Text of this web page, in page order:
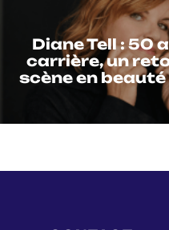
Diane Tell : 50
carrière, un
scène en